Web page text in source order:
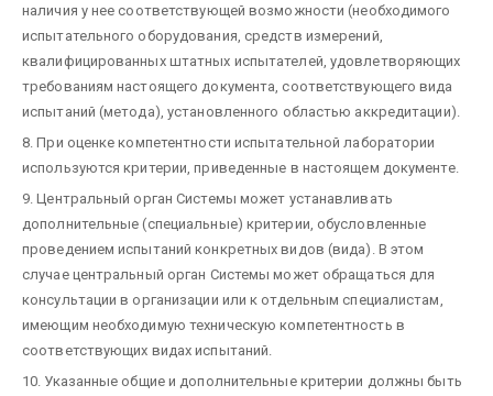
наличия у нее соответствующей возможности (необходимого
испытательного оборудования, средств измерений,
квалифицированных штатных испытателей, удовлетворяющих
требованиям настоящего документа, соответствующего вида
испытаний (метода), установленного областью аккредитации).
8. При оценке компетентности испытательной лаборатории
используются критерии, приведенные в настоящем документе.
9. Центральный орган Системы может устанавливать
дополнительные (специальные) критерии, обусловленные
проведением испытаний конкретных видов (вида). В этом
случае центральный орган Системы может обращаться для
консультации в организации или к отдельным специалистам,
имеющим необходимую техническую компетентность в
соответствующих видах испытаний.
10. Указанные общие и дополнительные критерии должны быть